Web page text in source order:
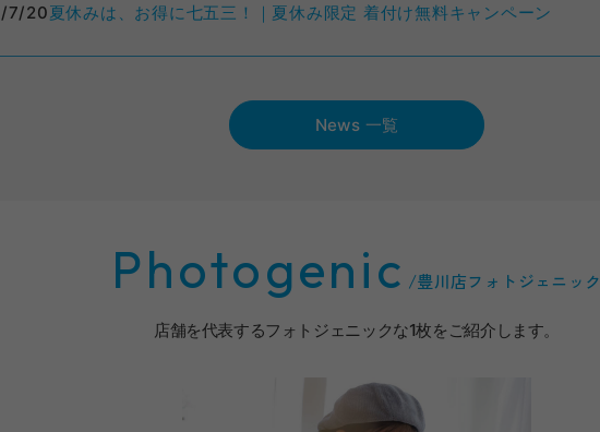
7/20夏休みは、お得に七五三！｜夏休み限定 着付け無料キャンペーン
News 一覧
Photogenic /豊川店フォトジェニック
店舗を代表するフォトジェニックな1枚をご紹介します。